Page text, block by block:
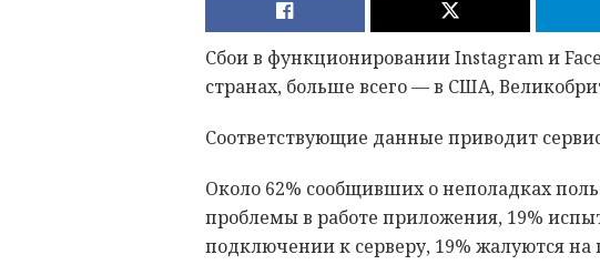
Сбои в функционировании Instagram и
странах, больше всего — в США,
Соответствующие данные приводит
Около 62% сообщивших о неполадках
проблемы в работе приложения, 19%
подключении к серверу, 19% жалуются на